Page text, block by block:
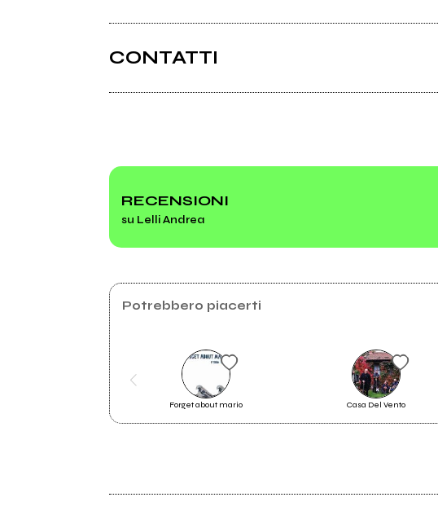
PINDARICAMENTE
CONTATTI
RECENSIONI
su Lelli Andrea
Potrebbero piacerti
Forget about mario Casa Del Vento